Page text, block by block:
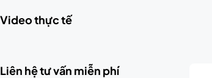
Video thực tế
Liên hệ tư vấn miễn phí